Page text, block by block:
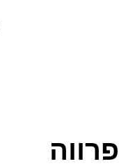
פרווה